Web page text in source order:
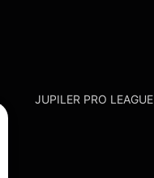
JUPILER PRO LEAGUE